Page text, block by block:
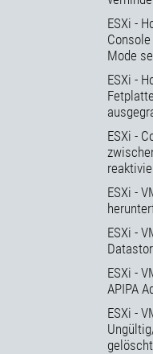
ESXi -
Mode
ESXi -
ESXi -
ESXi -
ESXi -
ESXi -
APIPA
ESXi -